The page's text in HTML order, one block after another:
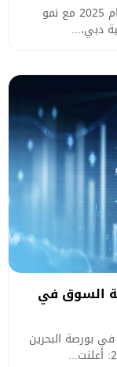
بي اتش ام كابيتال تسجل نتائج مالية قوية لعام 2025 مع نمو
دبي،...
السوق في
بورصة البحرين